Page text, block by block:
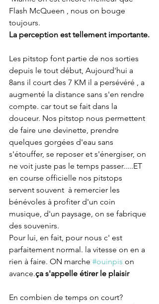
Flash McQueen , nous on bouge
toujours.
La perception est tellement importante.
Les pitstop font partie de nos sorties
depuis le tout début, Aujourd'hui a
8ans il court des 7 KM il a persévéré , a
augmenté la distance sans s'en rendre
compte. car tout se fait dans la
douceur. Nos pitstop nous permettent
de faire une devinette, prendre
quelques gorgées d'eau sans
s'étouffer, se reposer et s'énergiser, on
ne voit juste pas le temps passer.....ET
en course officielle nos pitstops
servent souvent  à remercier les
bénévoles à profiter d'un coin
musique, d'un paysage, on se fabrique
des souvenirs.
Pour lui, en fait, pour nous c' est
parfaitement normal. la vitesse on en a
rien à faire. ON marche #ouinpis on
avance.ça s'appelle étirer le plaisir
En combien de temps on court?